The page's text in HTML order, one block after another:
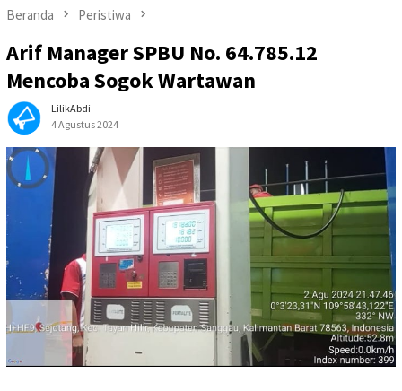
Beranda Peristiwa
Arif Manager SPBU No. 64.785.12
Mencoba Sogok Wartawan
LilikAbdi
4 Agustus 2024